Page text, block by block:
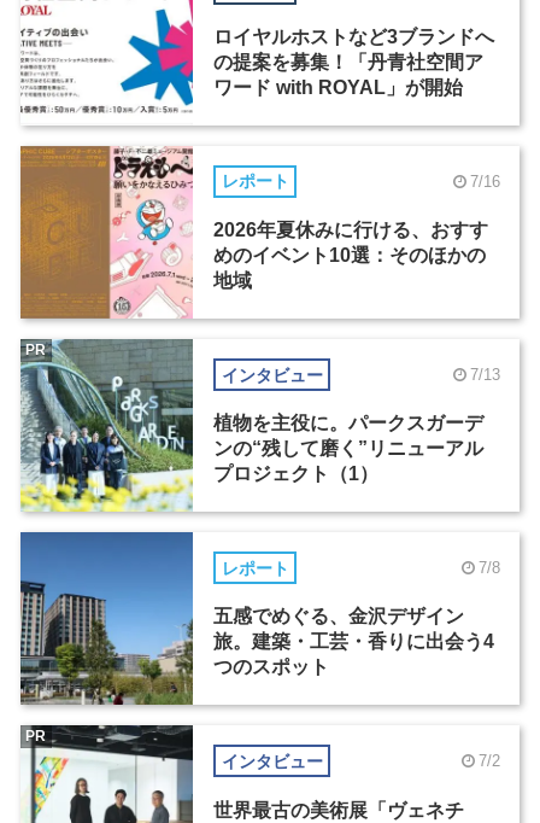
ロイヤルホストなど3ブランドへ
の提案を募集！「丹青社空間ア
ワード with ROYAL」が開始
レポート 7/16
2026年夏休みに行ける、おすす
めのイベント10選：そのほかの
地域
インタビュー 7/13
植物を主役に。パークスガーデ
ンの“残して磨く”リニューアル
プロジェクト（1）
PR
レポート 7/8
五感でめぐる、金沢デザイン
旅。建築・工芸・香りに出会う4
つのスポット
インタビュー 7/2
世界最古の美術展「ヴェネチ
PR